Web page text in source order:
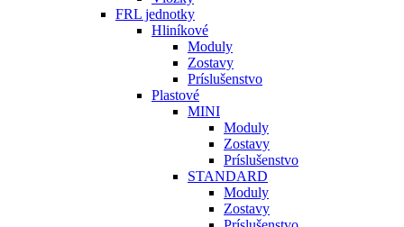
FRL jednotky
Hliníkové
Moduly
Zostavy
Príslušenstvo
Plastové
MINI
Moduly
Zostavy
Príslušenstvo
STANDARD
Moduly
Zostavy